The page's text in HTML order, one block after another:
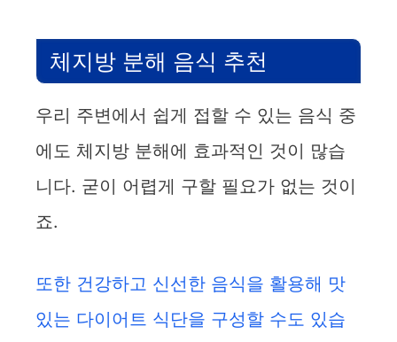
체지방 분해 음식 추천
우리 주변에서 쉽게 접할 수 있는 음식 중
에도 체지방 분해에 효과적인 것이 많습
니다. 굳이 어렵게 구할 필요가 없는 것이
죠.
또한 건강하고 신선한 음식을 활용해 맛
있는 다이어트 식단을 구성할 수도 있습